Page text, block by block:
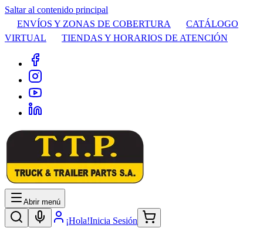
Saltar al contenido principal
ENVÍOS Y ZONAS DE COBERTURA
CATÁLOGO
VIRTUAL
TIENDAS Y HORARIOS DE ATENCIÓN
Abrir menú
¡Hola!Inicia Sesión